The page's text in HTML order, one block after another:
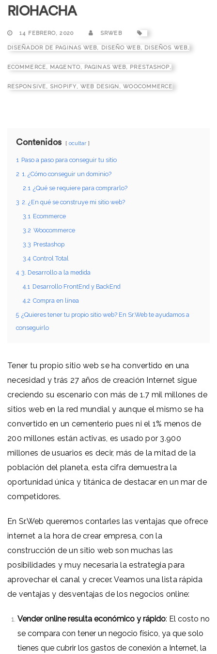
RIOHACHA
14 FEBRERO, 2020 SRWEB
DISEÑADOR DE PAGINAS WEB, DISEÑO WEB, DISEÑOS WEB,
ECOMMERCE, MAGENTO, PAGINAS WEB, PRESTASHOP,
RESPONSIVE, SHOPIFY,WEB DESIGN ,WOOCOMMERCE
Contenidos ocultar
1 Paso a paso para conseguir tu sitio
2 1. ¿Cómo conseguir un dominio?
2.1 ¿Qué se requiere para comprarlo?
3 2. ¿En qué se construye mi sitio web?
3.1 Ecommerce
3.2 Woocommerce
3.3 Prestashop
3.4 Control Total
4 3. Desarrollo a la medida
4.1 Desarrollo FrontEnd y BackEnd
4.2 Compra en línea
5 ¿Quieres tener tu propio sitio web? En Sr.Web te ayudamos a
conseguirlo
Tener tu propio sitio web se ha convertido en una
necesidad y trás 27 años de creación Internet sigue
creciendo su escenario con más de 1.7 mil millones de
sitios web en la red mundial y aunque el mismo se ha
convertido en un cementerio pues ni el 1% menos de
200 millones están activas, es usado por 3.900
millones de usuarios es decir, más de la mitad de la
población del planeta, esta cifra demuestra la
oportunidad única y titánica de destacar en un mar de
competidores.
En Sr.Web queremos contarles las ventajas que ofrece
internet a la hora de crear empresa, con la
construcción de un sitio web son muchas las
posibilidades y muy necesaria la estrategia para
aprovechar el canal y crecer. Veamos una lista rápida
de ventajas y desventajas de los negocios online:
Vender online resulta económico y rápido: El costo no
se compara con tener un negocio físico, ya que solo
tienes que cubrir los gastos de conexión a Internet, la